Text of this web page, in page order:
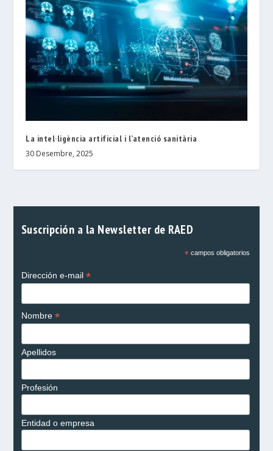
La intel·ligència artificial i l’atenció sanitària
30 Desembre, 2025
Suscripción a la Newsletter de RAED
*campos obligatorios
Dirección e-mail *
Nombre *
Apellidos
Profesión
Entidad o empresa